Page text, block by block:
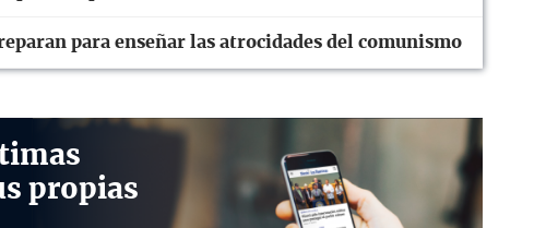
para enseñar las atrocidades del comunismo
propias